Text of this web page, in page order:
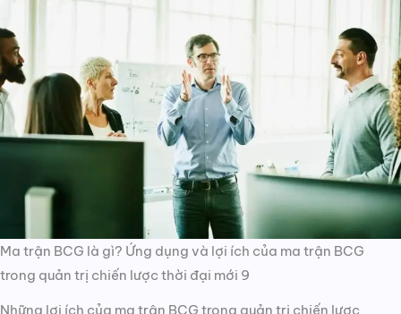
Ma trận BCG là gì? Ứng dụng và lợi ích của ma trận BCG
trong quản trị chiến lược thời đại mới 9
Những lợi ích của ma trận BCG trong quản trị chiến lược